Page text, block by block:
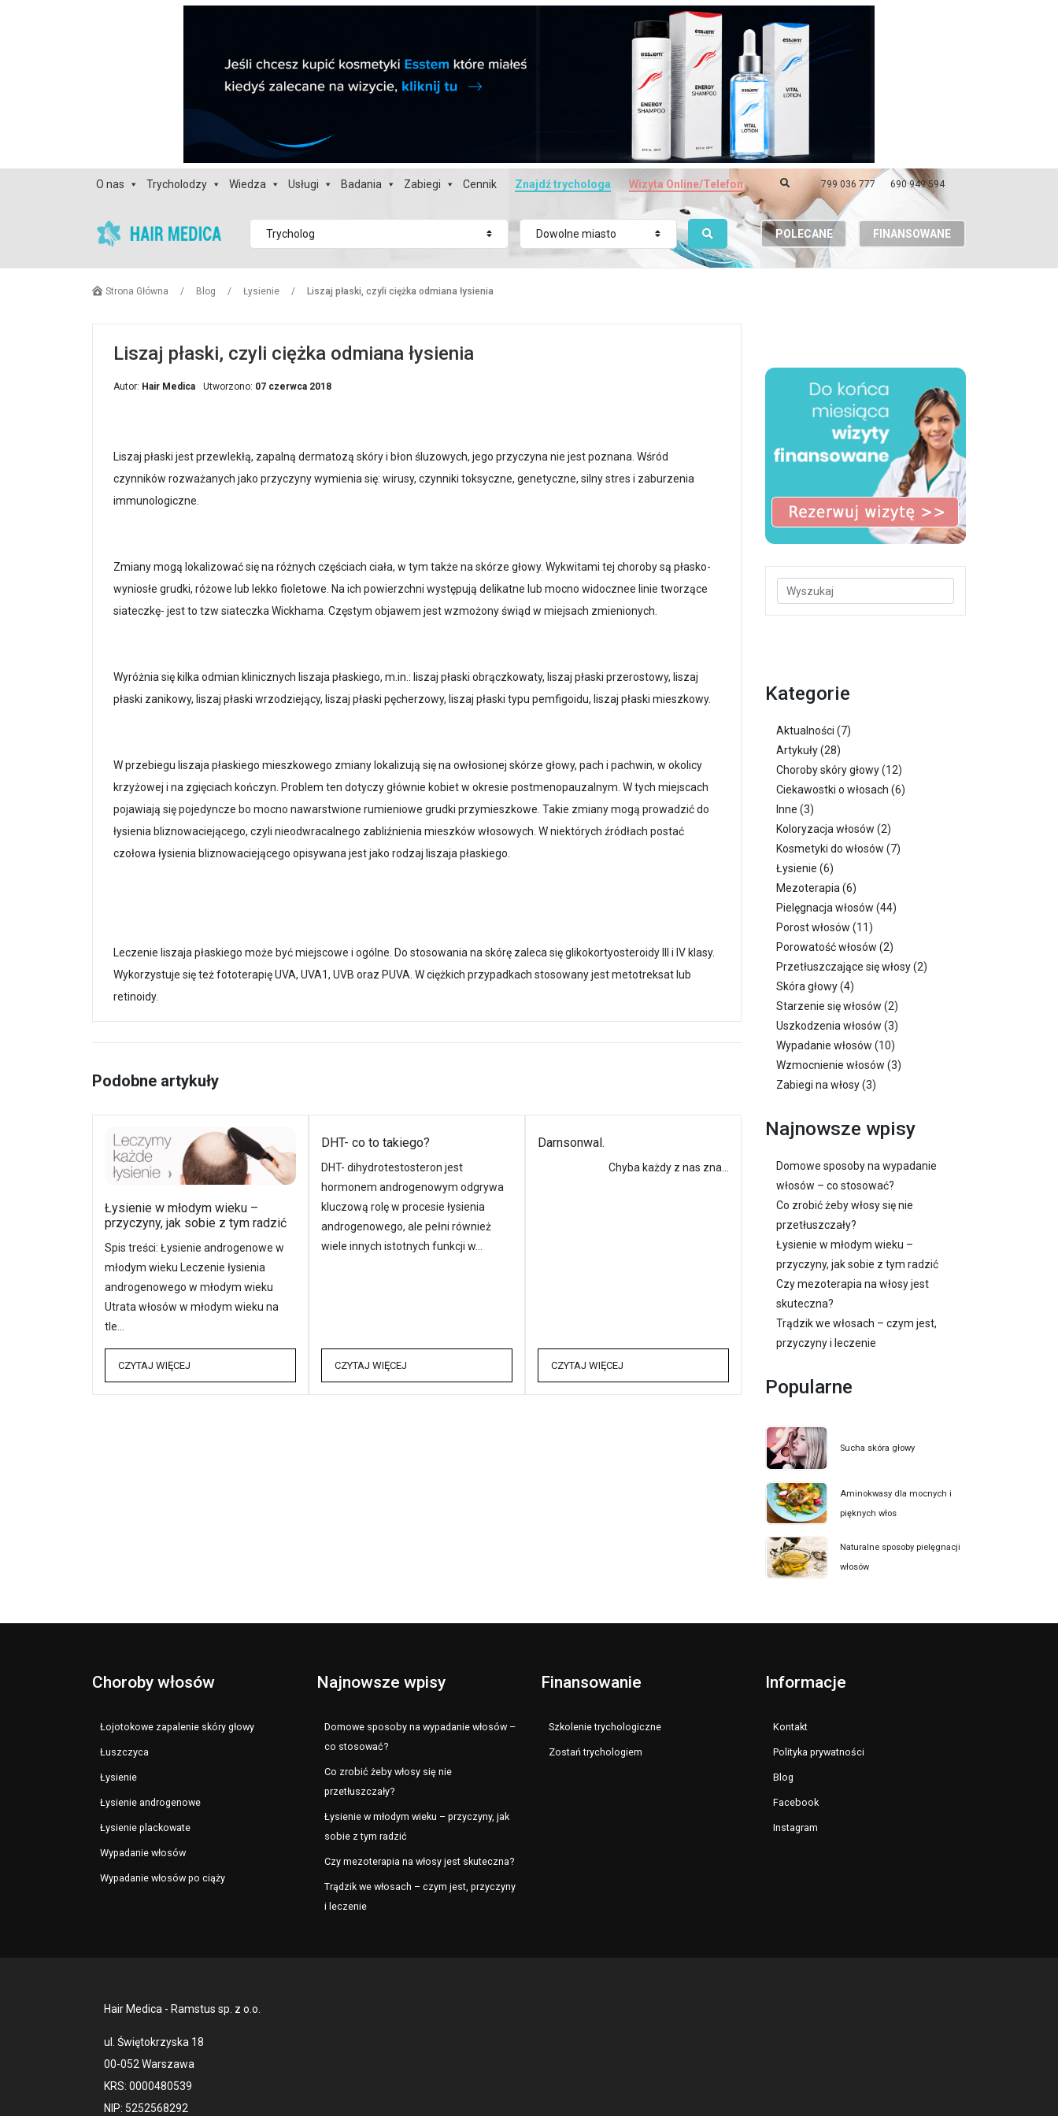
O nas Trycholodzy Wiedza Usługi Badania Zabiegi Cennik Znajdź trychologa Wizyta Online/Telefon 799 036 777 690 949 594
Trycholog Dowolne miasto POLECANE FINANSOWANE
Strona Główna / Blog / Łysienie / Liszaj płaski, czyli ciężka odmiana łysienia
Liszaj płaski, czyli ciężka odmiana łysienia
Autor: Hair Medica Utworzono: 07 czerwca 2018
Liszaj płaski jest przewlekłą, zapalną dermatozą skóry i błon śluzowych, jego przyczyna nie jest poznana. Wśród
czynników rozważanych jako przyczyny wymienia się: wirusy, czynniki toksyczne, genetyczne, silny stres i zaburzenia
immunologiczne.
Zmiany mogą lokalizować się na różnych częściach ciała, w tym także na skórze głowy. Wykwitami tej choroby są płasko-
wyniosłe grudki, różowe lub lekko fioletowe. Na ich powierzchni występują delikatne lub mocno widocznee linie tworzące
siateczkę- jest to tzw siateczka Wickhama. Częstym objawem jest wzmożony świąd w miejsach zmienionych.
Wyróżnia się kilka odmian klinicznych liszaja płaskiego, m.in.: liszaj płaski obrączkowaty, liszaj płaski przerostowy, liszaj
płaski zanikowy, liszaj płaski wrzodziejący, liszaj płaski pęcherzowy, liszaj płaski typu pemfigoidu, liszaj płaski mieszkowy.
W przebiegu liszaja płaskiego mieszkowego zmiany lokalizują się na owłosionej skórze głowy, pach i pachwin, w okolicy
krzyżowej i na zgięciach kończyn. Problem ten dotyczy głównie kobiet w okresie postmenopauzalnym. W tych miejscach
pojawiają się pojedyncze bo mocno nawarstwione rumieniowe grudki przymieszkowe. Takie zmiany mogą prowadzić do
łysienia bliznowaciejącego, czyli nieodwracalnego zabliźnienia mieszków włosowych. W niektórych źródłach postać
czołowa łysienia bliznowaciejącego opisywana jest jako rodzaj liszaja płaskiego.
Leczenie liszaja płaskiego może być miejscowe i ogólne. Do stosowania na skórę zaleca się glikokortyosteroidy III i IV klasy.
Wykorzystuje się też fototerapię UVA, UVA1, UVB oraz PUVA. W ciężkich przyp­­­adkach stosowany jest metotreksat lub
retinoidy.
Podobne artykuły
Łysienie w młodym wieku –
przyczyny, jak sobie z tym radzić
Spis treści: Łysienie androgenowe w
młodym wieku Leczenie łysienia
androgenowego w młodym wieku
Utrata włosów w młodym wieku na
tle…
CZYTAJ WIĘCEJ
DHT- co to takiego?
DHT- dihydrotestosteron jest
hormonem androgenowym odgrywa
kluczową rolę w procesie łysienia
androgenowego, ale pełni również
wiele innych istotnych funkcji w…
CZYTAJ WIĘCEJ
Darnsonwal.
Chyba każdy z nas zna…
CZYTAJ WIĘCEJ
Kategorie
Aktualności (7)
Artykuły(28)
Choroby skóry głowy(12)
Ciekawostki o włosach (6)
Inne (3)
Koloryzacja włosów (2)
Kosmetyki do włosów (7)
Łysienie (6)
Mezoterapia(6)
Pielęgnacja włosów (44)
Porost włosów (11)
Porowatość włosów (2)
Przetłuszczające się włosy(2)
Skóra głowy(4)
Starzenie się włosów (2)
Uszkodzenia włosów (3)
Wypadanie włosów (10)
Wzmocnienie włosów (3)
Zabiegi na włosy(3)
Najnowsze wpisy
Domowe sposoby na wypadanie
włosów – co stosować?
Co zrobić żeby włosy się nie
przetłuszczały?
Łysienie w młodym wieku –
przyczyny, jak sobie z tym radzić
Czy mezoterapia na włosy jest
skuteczna?
Trądzik we włosach – czym jest,
przyczyny i leczenie
Popularne
Sucha skóra głowy
Aminokwasy dla mocnych i
pięknych włos
Naturalne sposoby pielęgnacji
włosów
Choroby włosów
Łojotokowe zapalenie skóry głowy
Łuszczyca
Łysienie
Łysienie androgenowe
Łysienie plackowate
Wypadanie włosów
Wypadanie włosów po ciąży
Najnowsze wpisy
Domowe sposoby na wypadanie włosów –
co stosować?
Co zrobić żeby włosy się nie
przetłuszczały?
Łysienie w młodym wieku – przyczyny, jak
sobie z tym radzić
Czy mezoterapia na włosy jest skuteczna?
Trądzik we włosach – czym jest, przyczyny
i leczenie
Finansowanie
Szkolenie trychologiczne
Zostań trychologiem
Informacje
Kontakt
Polityka prywatności
Blog
Facebook
Instagram
Hair Medica - Ramstus sp. z o.o.
ul. Świętokrzyska 18
00-052 Warszawa
KRS: 0000480539
NIP: 5252568292